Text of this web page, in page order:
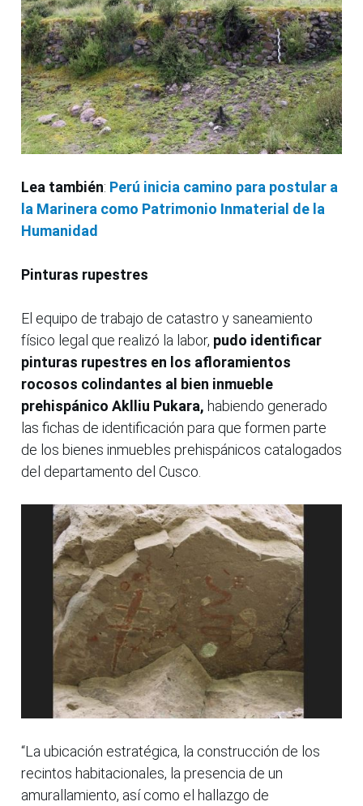
Lea también: Perú inicia camino para postular a
la Marinera como Patrimonio Inmaterial de la
Humanidad
Pinturas rupestres
El equipo de trabajo de catastro y saneamiento
físico legal que realizó la labor, pudo identificar
pinturas rupestres en los afloramientos
rocosos colindantes al bien inmueble
prehispánico Aklliu Pukara, habiendo generado
las fichas de identificación para que formen parte
de los bienes inmuebles prehispánicos catalogados
del departamento del Cusco.
“La ubicación estratégica, la construcción de los
recintos habitacionales, la presencia de un
amurallamiento, así como el hallazgo de